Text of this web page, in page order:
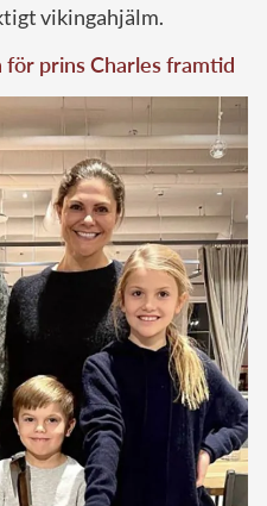
vikingahjälm.
för prins Charles framtid